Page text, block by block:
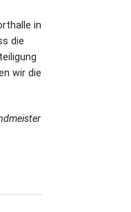
in
die
wir die